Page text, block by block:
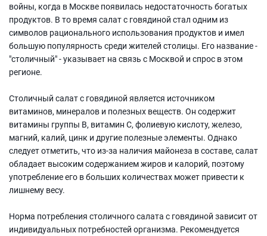
войны, когда в Москве появилась недостаточность богатых
продуктов. В то время салат с говядиной стал одним из
символов рационального использования продуктов и имел
большую популярность среди жителей столицы. Его название -
"столичный" - указывает на связь с Москвой и спрос в этом
регионе.
Столичный салат с говядиной является источником
витаминов, минералов и полезных веществ. Он содержит
витамины группы В, витамин С, фолиевую кислоту, железо,
магний, калий, цинк и другие полезные элементы. Однако
следует отметить, что из-за наличия майонеза в составе, салат
обладает высоким содержанием жиров и калорий, поэтому
употребление его в больших количествах может привести к
лишнему весу.
Норма потребления столичного салата с говядиной зависит от
индивидуальных потребностей организма. Рекомендуется